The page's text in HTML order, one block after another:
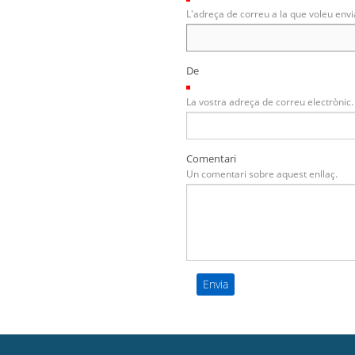
L'adreça de correu a la que voleu
De
La vostra adreça de correu electrònic.
Comentari
Un comentari sobre aquest enllaç.